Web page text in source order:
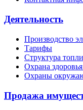
Деятельность
Производство
Тарифы
Структура
Охрана
Охраны
Продажа